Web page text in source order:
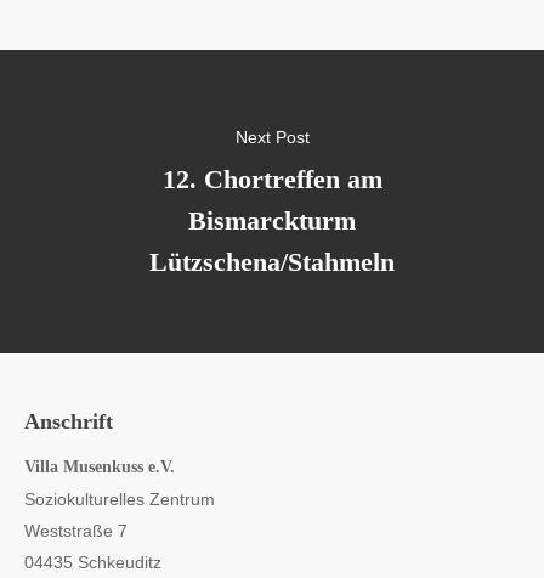
Next Post
12. Chortreffen am
Bismarckturm
Lützschena/Stahmeln
Anschrift
Villa Musenkuss e.V.
Soziokulturelles Zentrum
Weststraße 7
04435 Schkeuditz